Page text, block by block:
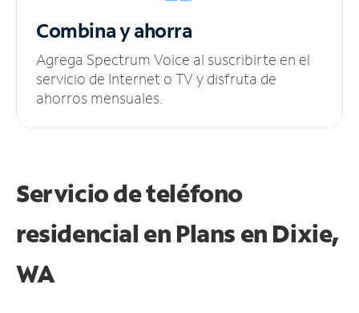
Combina y ahorra
Agrega Spectrum Voice al suscribirte en el
servicio de Internet o TV y disfruta de
ahorros mensuales.
Servicio de teléfono
residencial en Plans en Dixie,
WA